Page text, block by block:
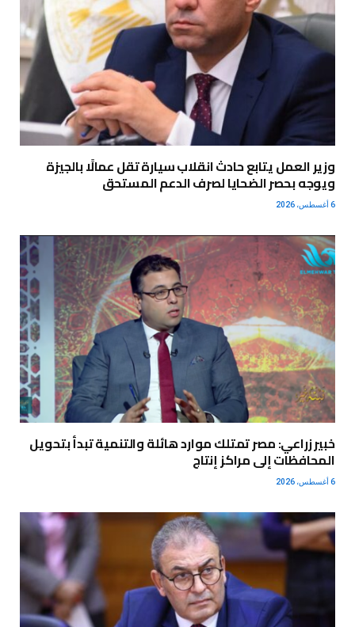
وزير العمل يتابع حادث انقلاب سيارة تقل عمالًا بالجيزة
ويوجه بحصر الضحايا لصرف الدعم المستحق
6 أغسطس، 2026
خبير زراعي: مصر تمتلك موارد هائلة والتنمية تبدأ بتحويل
المحافظات إلى مراكز إنتاج
6 أغسطس، 2026